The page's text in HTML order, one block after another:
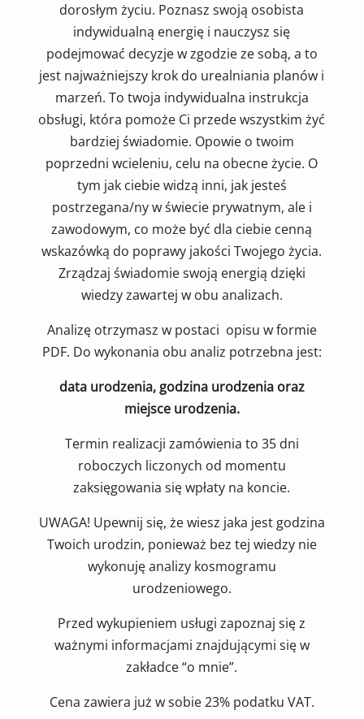
dorosłym życiu. Poznasz swoją osobista
indywidualną energię i nauczysz się
podejmować decyzje w zgodzie ze sobą, a to
jest najważniejszy krok do urealniania planów i
marzeń. To twoja indywidualna instrukcja
obsługi, która pomoże Ci przede wszystkim żyć
bardziej świadomie. Opowie o twoim
poprzedni wcieleniu, celu na obecne życie. O
tym jak ciebie widzą inni, jak jesteś
postrzegana/ny w świecie prywatnym, ale i
zawodowym, co może być dla ciebie cenną
wskazówką do poprawy jakości Twojego życia.
Zrządzaj świadomie swoją energią dzięki
wiedzy zawartej w obu analizach.
Analizę otrzymasz w postaci opisu w formie
PDF. Do wykonania obu analiz potrzebna jest:
data urodzenia, godzina urodzenia oraz
miejsce urodzenia.
Termin realizacji zamówienia to 35 dni
roboczych liczonych od momentu
zaksięgowania się wpłaty na koncie.
UWAGA! Upewnij się, że wiesz jaka jest godzina
Twoich urodzin, ponieważ bez tej wiedzy nie
wykonuję analizy kosmogramu
urodzeniowego.
Przed wykupieniem usługi zapoznaj się z
ważnymi informacjami znajdującymi się w
zakładce “o mnie”.
Cena zawiera już w sobie 23% podatku VAT.